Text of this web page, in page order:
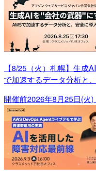
【8/25（火）札幌】生成
で加速するデータ分析と
開催前2026年8月25日(火)